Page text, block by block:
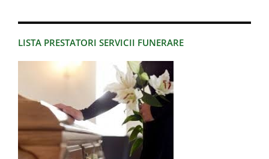
LISTA PRESTATORI SERVICII FUNERARE